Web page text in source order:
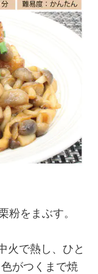
粉をまぶす。
火で熱し、ひと
がつくまで焼